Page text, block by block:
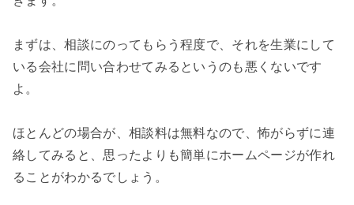
まずは、相談にのってもらう程度で、それを生業にして
いる会社に問い合わせてみるというのも悪くないです
よ。
ほとんどの場合が、相談料は無料なので、怖がらずに連
絡してみると、思ったよりも簡単にホームページが作れ
ることがわかるでしょう。